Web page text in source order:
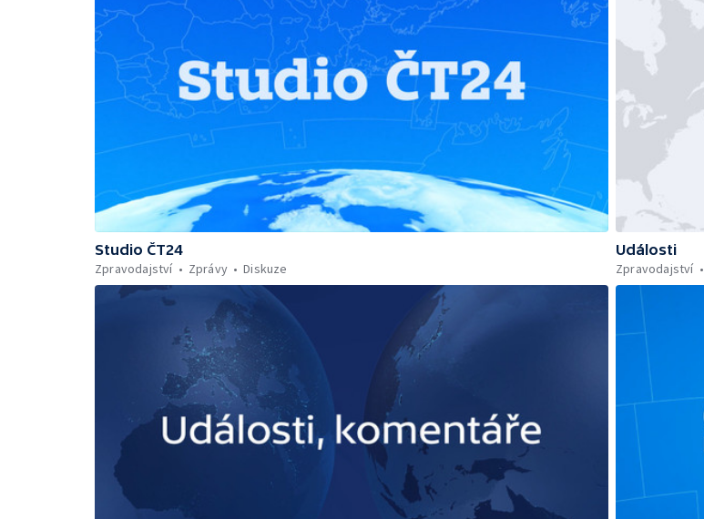
Studio ČT24
Zpravodajství
Zprávy Diskuze
Události
Zpravodajství